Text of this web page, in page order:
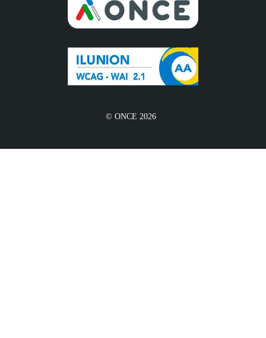
© ONCE 2026